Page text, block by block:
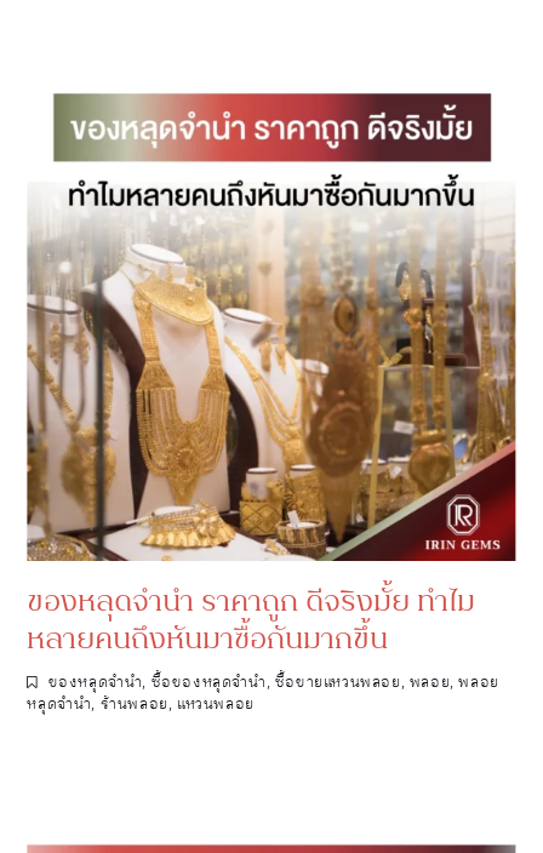
ของหลุดจำนำ ราคาถูก ดีจริงมั้ย ทำไม
หลายคนถึงหันมาซื้อกันมากขึ้น
ของหลุดจำนำ, ซื้อของหลุดจำนำ, ซื้อขายแหวนพลอย, พลอย,พลอย
หลุดจำนำ, ร้านพลอย, แหวนพลอย